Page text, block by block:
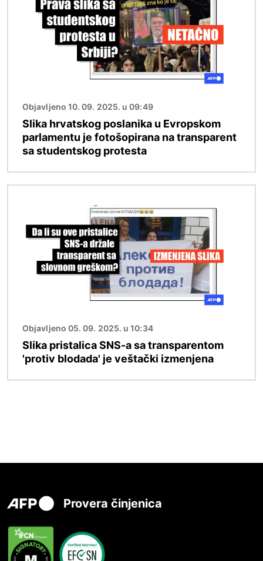
Objavljeno 10. 09. 2025. u 09:49
Slika hrvatskog poslanika u Evropskom
parlamentu je fotošopirana na transparent
sa studentskog protesta
Objavljeno 05. 09. 2025. u 10:34
Slika pristalica SNS-a sa transparentom
'protiv blodada' je veštački izmenjena
Provera činjenica